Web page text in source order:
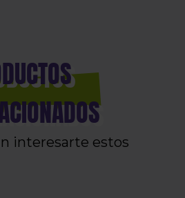
interesarte estos